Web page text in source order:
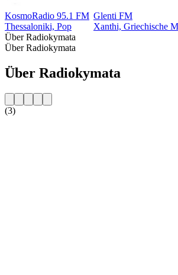
KosmoRadio 95.1 FM
Thessaloniki, Pop
Glenti FM
Xanthi, Griechische
Über Radiokymata
Über Radiokymata
Über Radiokymata
(3)